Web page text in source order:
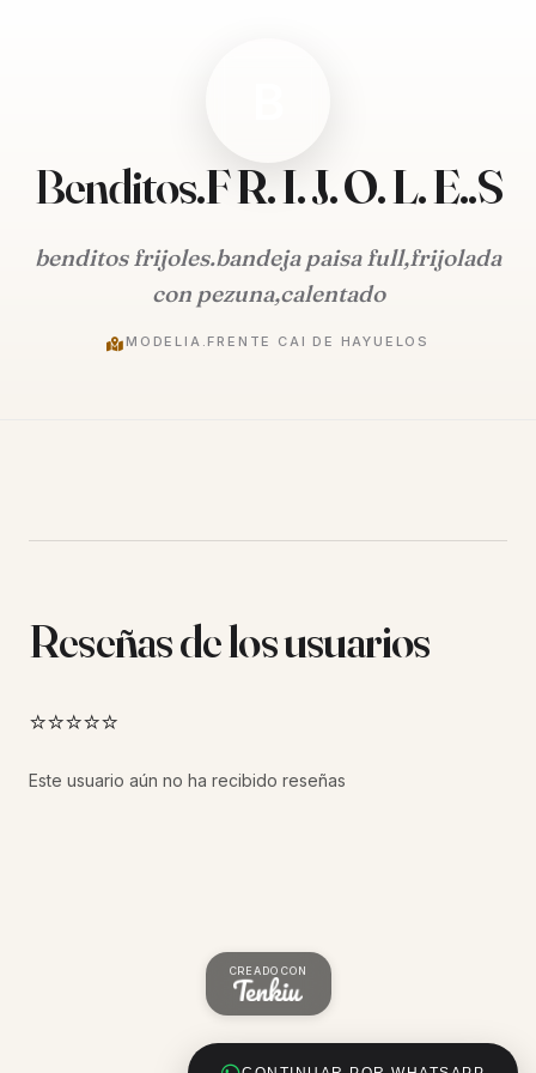
Benditos.F R. I. J. O. L. E..S
benditos frijoles.bandeja paisa full,frijolada
con pezuna,calentado
MODELIA.FRENTE CAI DE HAYUELOS
Reseñas de los usuarios
⭐⭐⭐⭐⭐
Este usuario aún no ha recibido reseñas
CREADO CON